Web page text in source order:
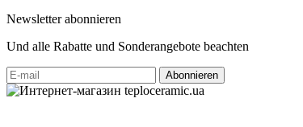
Newsletter abonnieren
Und alle Rabatte und Sonderangebote beachten